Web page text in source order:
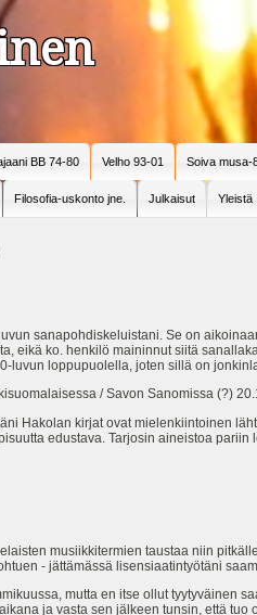
BB 74-80 Velho 93-01 Soiva musa-
Filosofia-uskonto jne. Julkaisut Yleistä
sanapohdiskeluistani. Se on
eikä ko. henkilö maininnut siitä
luvun loppupuolella, joten sillä on
/ Savon Sanomissa (?)
Hakolan kirjat ovat mielenkiintoinen
edustava. Tarjosin aineistoa pariin
musiikkitermien taustaa niin
- jättämässä lisensiaatintyötäni
mutta en itse ollut tyytyväinen
ja vasta sen jälkeen tunsin, että